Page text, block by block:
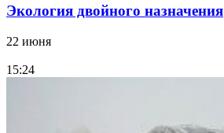
Экология двойного назначения
22 июня
15:24